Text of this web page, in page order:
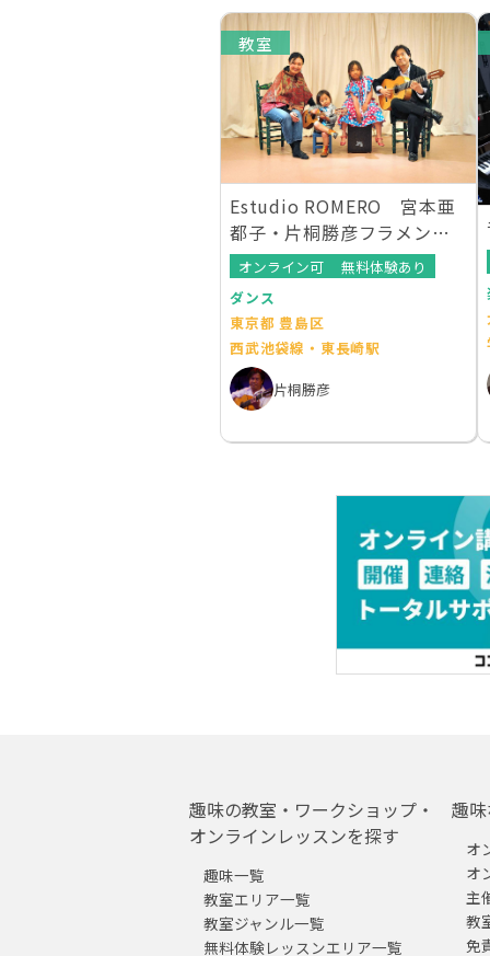
教室
Estudio ROMERO 宮本亜
都子・片桐勝彦フラメンコ
教室
オンライン可
無料体験あり
ダンス
東京都 豊島区
西武池袋線・東長崎駅
片桐勝彦
趣味の教室・ワークショップ・
オンラインレッスンを探す
趣味一覧
教室エリア一覧
教室ジャンル一覧
無料体験レッスンエリア一覧
趣
オ
オ
主
教
免